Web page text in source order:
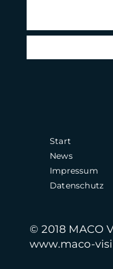
Start
News
Impressum
Datenschutz
© 2018 MACO
www.maco-